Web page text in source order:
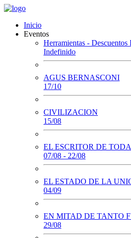
Inicio
Eventos
Herramientas - Descuentos
Indefinido
AGUS BERNASCONI
17/10
CIVILIZACION
15/08
EL ESCRITOR DE
07/08 - 22/08
EL ESTADO DE LA
04/09
EN MITAD DE TANTO
29/08